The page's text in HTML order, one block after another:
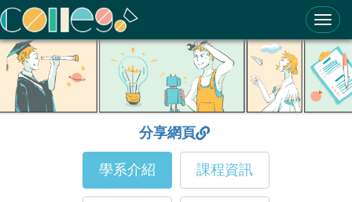
ColleGo! 大學選才與高中育才輔助系統
分享網頁
學系介紹 課程資訊